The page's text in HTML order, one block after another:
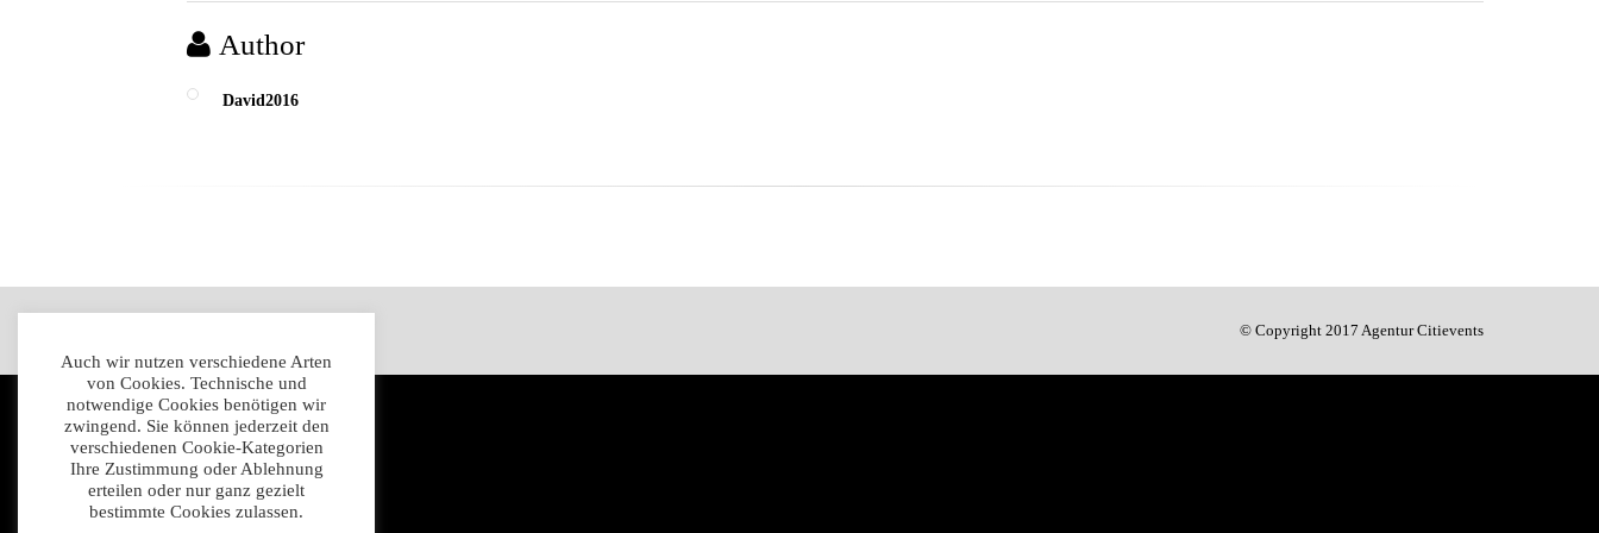
Author
David2016
© Copyright 2017 Agentur Citievents
Auch wir nutzen verschiedene Arten
von Cookies. Technische und
notwendige Cookies benötigen wir
zwingend. Sie können jederzeit den
verschiedenen Cookie-Kategorien
Ihre Zustimmung oder Ablehnung
erteilen oder nur ganz gezielt
bestimmte Cookies zulassen.